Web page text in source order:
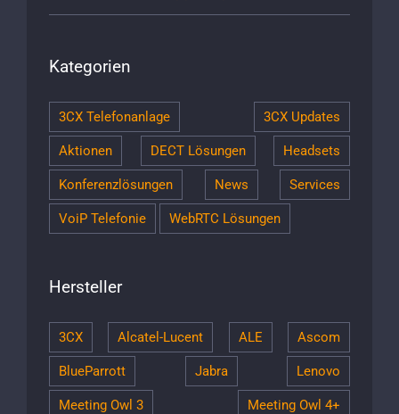
Kategorien
3CX Telefonanlage 3CX Updates
Aktionen DECT Lösungen Headsets
Konferenzlösungen News Services
VoiP Telefonie WebRTC Lösungen
Hersteller
3CX Alcatel-Lucent ALE Ascom
BlueParrott Jabra Lenovo
Meeting Owl 3 Meeting Owl 4+